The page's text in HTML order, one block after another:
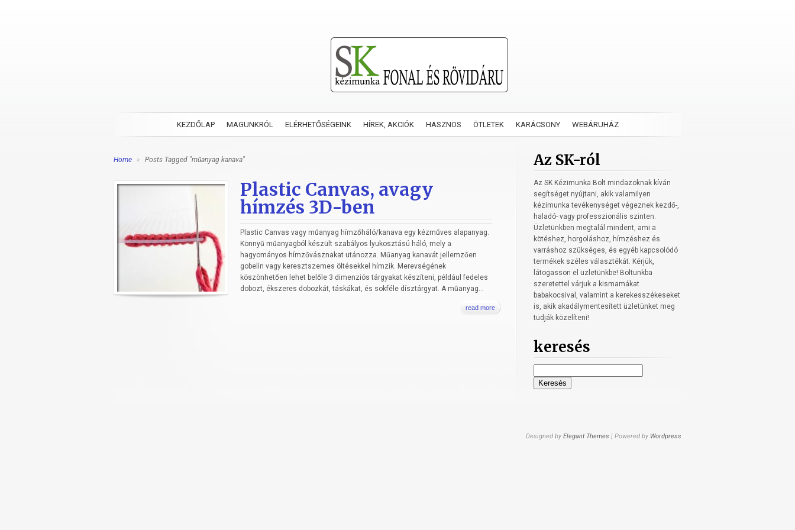
KEZDŐLAP MAGUNKRÓL ELÉRHETŐSÉGEINK HÍREK, AKCIÓK HASZNOS ÖTLETEK KARÁCSONY WEBÁRUHÁZ
Home » Posts Tagged "műanyag kanava"
Plastic Canvas, avagy
hímzés 3D-ben
Plastic Canvas vagy műanyag hímzőháló/kanava egy kézműves alapanyag.
Könnyű műanyagból készült szabályos lyukosztású háló, mely a
hagyományos hímzővásznakat utánozza. Műanyag kanavát jellemzően
gobelin vagy keresztszemes öltésekkel hímzik. Merevségének
köszönhetően lehet belőle 3 dimenziós tárgyakat készíteni, például fedeles
dobozt, ékszeres dobozkát, táskákat, és sokféle dísztárgyat. A műanyag...
read more
Az SK-ról
Az SK Kézimunka Bolt mindazoknak kíván
segítséget nyújtani, akik valamilyen
kézimunka tevékenységet végeznek kezdő-,
haladó- vagy professzionális szinten.
Üzletünkben megtalál mindent, ami a
kötéshez, horgoláshoz, hímzéshez és
varráshoz szükséges, és egyéb kapcsolódó
termékek széles választékát. Kérjük,
látogasson el üzletünkbe! Boltunkba
szeretettel várjuk a kismamákat
babakocsival, valamint a kerekesszékeseket
is, akik akadálymentesített üzletünket meg
tudják közelíteni!
keresés
Designed by Elegant Themes | Powered by Wordpress